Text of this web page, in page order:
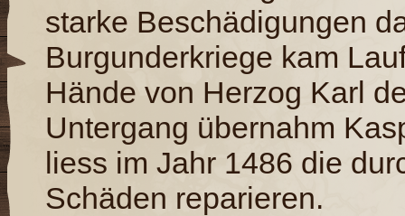
starke Beschädigungen
Burgunderkriege kam
Hände von Herzog Karl
Untergang übernahm
liess im Jahr 1486 die
Schäden reparieren.